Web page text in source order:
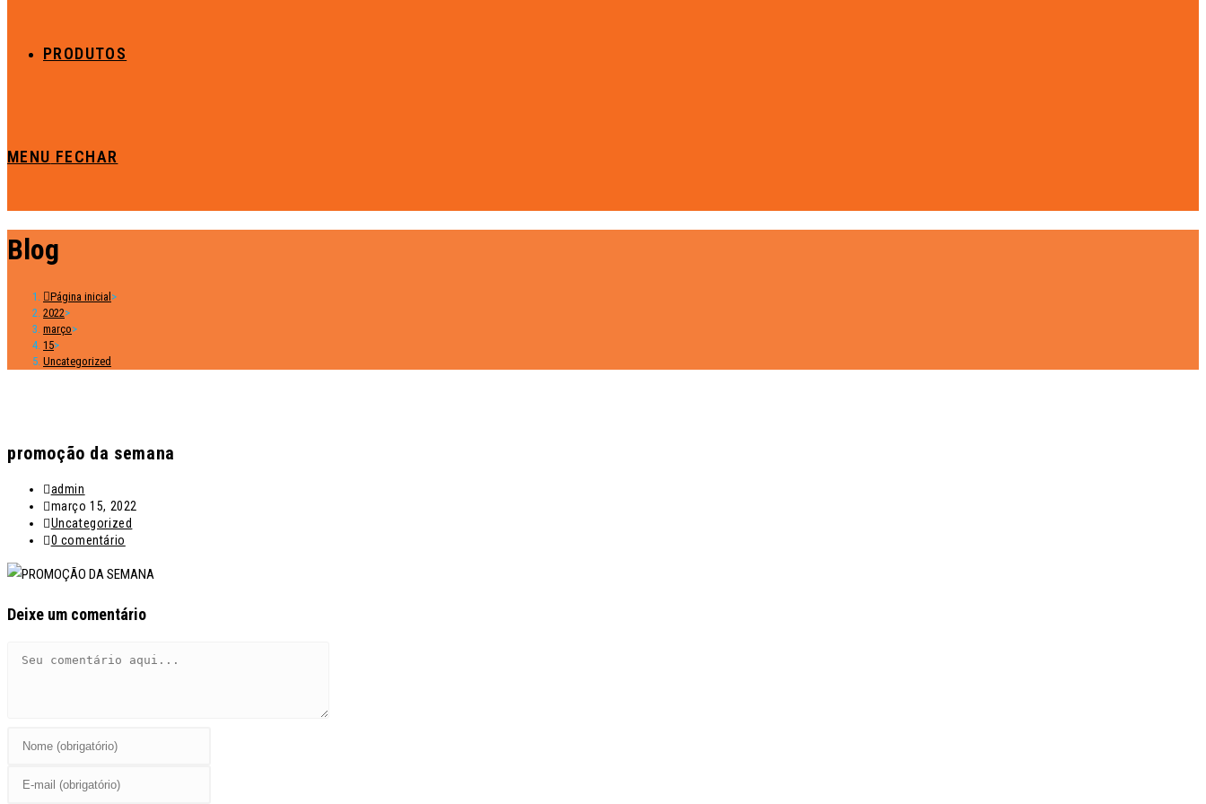
PRODUTOS
MENU FECHAR
Blog
Página inicial >
2022>
março>
15>
Uncategorized
promoção da semana
Autor
do
post:
admin
Post
publicado:
março 15, 2022
Categoria
do
Uncategorized
Comentários
post:
0 comentário
Deixe um comentário
Comentário
Digite
nome
Digite